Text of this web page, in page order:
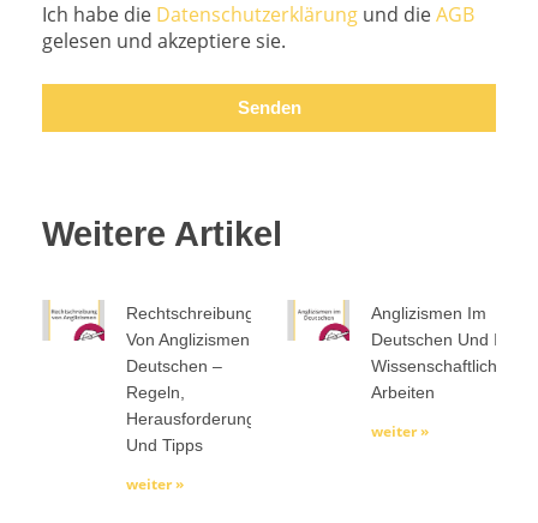
Ich habe die Datenschutzerklärung und dieAGB
gelesen und akzeptiere sie.
Senden
Weitere Artikel
Rechtschreibung
Von Anglizismen Im
Deutschen –
Regeln,
Herausforderungen
Und Tipps
weiter »
Anglizismen Im
Deutschen Und In
Wissenschaftlichen
Arbeiten
weiter »